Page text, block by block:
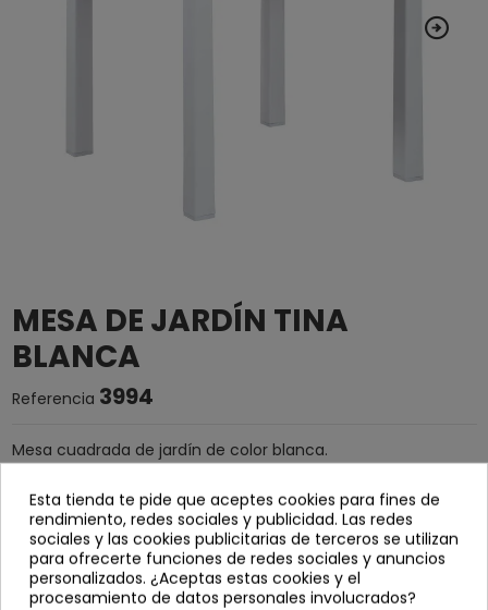
MESA DE JARDÍN TINA
BLANCA
Referencia 3994
Mesa cuadrada de jardín de color blanca.
ultravioleta)
Medidas:
Ancho: 72,5 cm
Profundo: 72,5 cm
Esta tienda te pide que aceptes cookies para fines de
rendimiento, redes sociales y publicidad. Las redes
sociales y las cookies publicitarias de terceros se utilizan
para ofrecerte funciones de redes sociales y anuncios
personalizados. ¿Aceptas estas cookies y el
procesamiento de datos personales involucrados?